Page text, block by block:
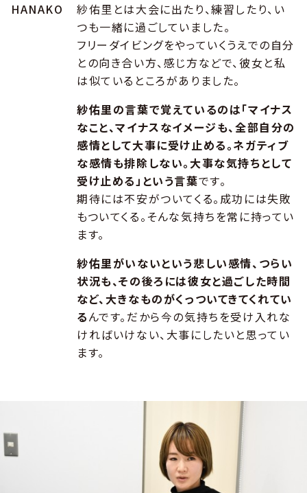
HANAKO
紗佑里とは大会に出たり、練習したり、い
つも一緒に過ごしていました。
フリーダイビングをやっていくうえでの自分
との向き合い方、感じ方などで、彼女と私
は似ているところがありました。
紗佑里の言葉で覚えているのは「マイナス
なこと、マイナスなイメージも、全部自分の
感情として大事に受け止める。ネガティブ
な感情も排除しない。大事な気持ちとして
受け止める」という言葉です。
期待には不安がついてくる。成功には失敗
もついてくる。そんな気持ちを常に持ってい
ます。
紗佑里がいないという悲しい感情、つらい
状況も、その後ろには彼女と過ごした時間
など、大きなものがくっついてきてくれてい
るんです。だから今の気持ちを受け入れな
ければいけない、大事にしたいと思ってい
ます。